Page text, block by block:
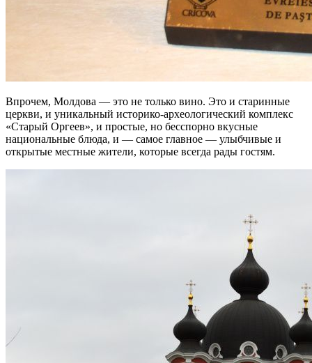
Впрочем, Молдова — это не только вино. Это и старинные
церкви, и уникальный историко-археологический комплекс
«Старый Оргеев», и простые, но бесспорно вкусные
национальные блюда, и — самое главное — улыбчивые и
открытые местные жители, которые всегда рады гостям.